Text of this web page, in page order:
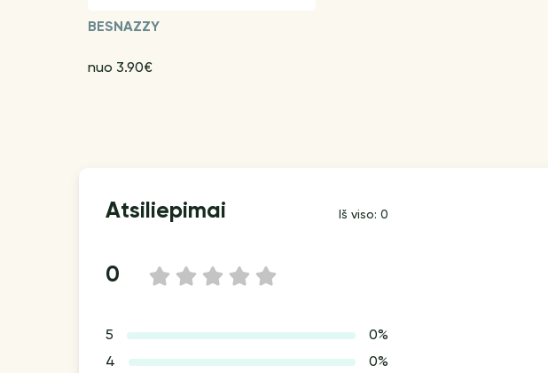
BESNAZZY
nuo 3.90€
Atsiliepimai Iš viso: 0
0 5
4
3
2
1
5
0%
4
0%